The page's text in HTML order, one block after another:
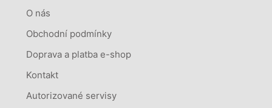
O nás
Obchodní podmínky
Doprava a platba e-shop
Kontakt
Autorizované servisy